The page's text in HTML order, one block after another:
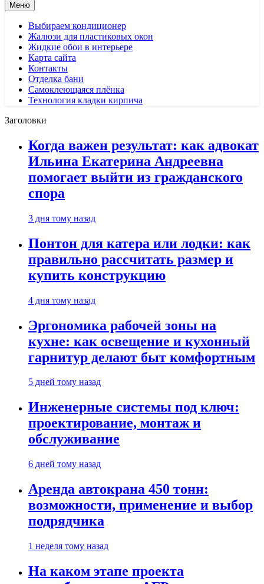
Меню
Выбираем кондиционер
Жалюзи для пластиковых окон
Жидкие обои в интерьере
Карта сайта
Контакты
Отделка бани
Самоклеющаяся плёнка
Технология кладки кирпича
Заголовки
Когда важен результат: как адвокат
Ильина Екатерина Андреевна
помогает выйти из гражданского
спора
3 дня тому назад
Понтон для катера или лодки: как
правильно рассчитать размер и
купить конструкцию
4 дня тому назад
Эргономика рабочей зоны на
кухне: как освещение и кухонный
гарнитур делают быт комфортным
5 дней тому назад
Инженерные системы под ключ:
проектирование, монтаж и
обслуживание
6 дней тому назад
Аренда автокрана 450 тонн:
возможности, применение и выбор
подрядчика
1 неделя тому назад
На каком этапе проекта